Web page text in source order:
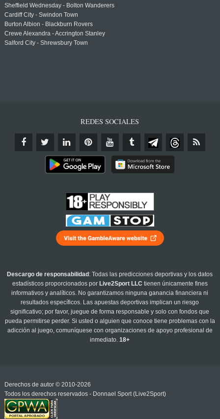
Sheffield Wednesday - Bolton Wanderers
Cardiff City - Swindon Town
Burton Albion - Blackburn Rovers
Crewe Alexandra - Accrington Stanley
Salford City - Shrewsbury Town
REDES SOCIALES
Descargo de responsabilidad : Todas las predicciones deportivas y los datos
estadísticos proporcionados por Live2Sport LLC tienen únicamente fines
informativos y analíticos. No garantizamos ninguna ganancia financiera ni
resultados específicos. Las apuestas deportivas implican un riesgo
significativo; por favor, juegue de forma responsable y solo con fondos que
pueda permitirse perder. Si usted o alguien que conoce tiene problemas con la
adicción al juego, comuníquese con organizaciones de apoyo profesional de
inmediato.18+
Derechos de autor © 2010-2026
Todos los derechos reservados - Donnael Sport (Live2Sport)